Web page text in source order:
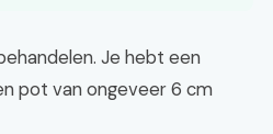
Je hebt een
pot van ongeveer 6 cm